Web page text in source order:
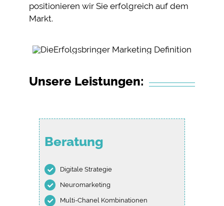
positionieren wir Sie erfolgreich auf dem
Markt.
Unsere Leistungen:
Beratung
Digitale Strategie
Neuromarketing
Multi-Chanel Kombinationen